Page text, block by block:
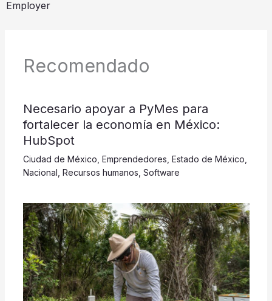
Employer
Recomendado
​​​​​Necesario apoyar a PyMes para
fortalecer la economía en México:
HubSpot
Ciudad de México Emprendedores Estado de México
Nacional Recursos humanos Software